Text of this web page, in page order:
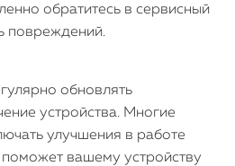
обратитесь в сервисный
повреждений.
обновлять
устройства. Многие
улучшения в работе
вашему устройству